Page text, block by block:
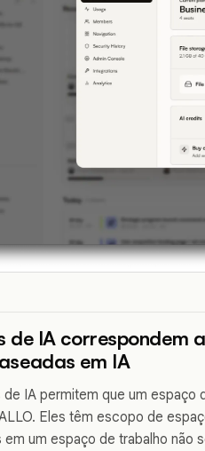
de IA correspondem
em IA
IA permitem que um espaço
Eles têm escopo de
um espaço de trabalho não